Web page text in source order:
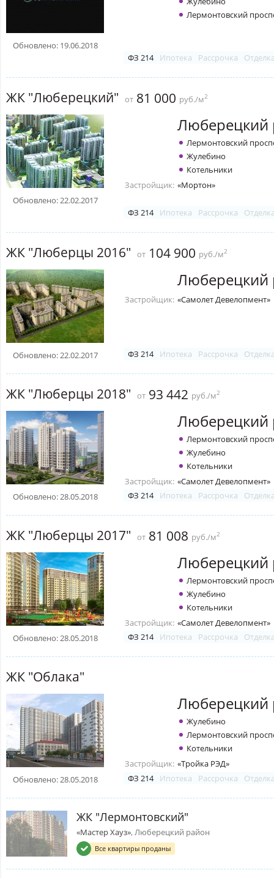
Обновлено: 19.06.2018
Лермонтовский
ФЗ 214 Ипотека Рассрочка
ЖК "Люберецкий" от 81 000 руб./м2
Обновлено: 22.02.2017
Люберецкий
Лермонтовский
Жулебино
Котельники
Застройщик: «Мортон»
ФЗ 214 Ипотека Рассрочка
ЖК "Люберцы 2016" от 104 900 руб./м2
Обновлено: 22.02.2017
Люберецкий
Застройщик: «Самолет Девелопмент»
ФЗ 214 Ипотека Рассрочка
ЖК "Люберцы 2018" от 93 442 руб./м2
Обновлено: 28.05.2018
Люберецкий
Лермонтовский
Жулебино
Котельники
Застройщик: «Самолет Девелопмент»
ФЗ 214
Ипотека Рассрочка
ЖК "Люберцы 2017" от 81 008 руб./м2
Обновлено: 28.05.2018
Люберецкий
Лермонтовский
Жулебино
Котельники
Застройщик: «Самолет Девелопмент»
ФЗ 214
Ипотека Рассрочка
ЖК "Облака"
Обновлено: 28.05.2018
Люберецкий
Жулебино
Лермонтовский
Котельники
Застройщик: «Тройка РЭД»
ФЗ 214
Ипотека Рассрочка
ЖК "Лермонтовский"
«Мастер Хауз», Люберецкий район
Все квартиры проданы